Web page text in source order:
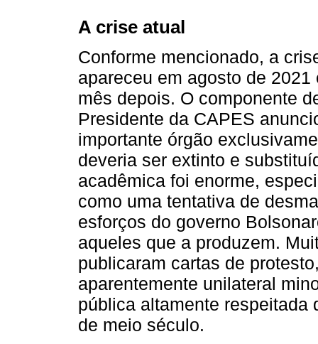
A crise atual
Conforme mencionado, a
apareceu em agosto de
mês depois. O componente
Presidente da CAPES
importante órgão
deveria ser extinto e
acadêmica foi enorme,
como uma tentativa de
esforços do governo
aqueles que a produzem.
publicaram cartas de
aparentemente unilateral
pública altamente respeitada
de meio século.